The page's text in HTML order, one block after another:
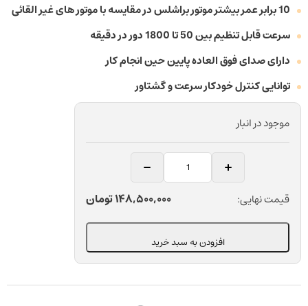
10 برابر عمر بیشتر موتور براشلس در مقایسه با موتور های غیر القائی
سرعت قابل تنظیم بین 50 تا 1800 دور در دقیقه
دارای صدای فوق العاده پایین حین انجام کار
توانایی کنترل خودکار سرعت و گشتاور
موجود در انبار
موتور
با
اپکس
داخلی
قیمت نهایی: 148,500,000تومان
افزودن به سبد خرید